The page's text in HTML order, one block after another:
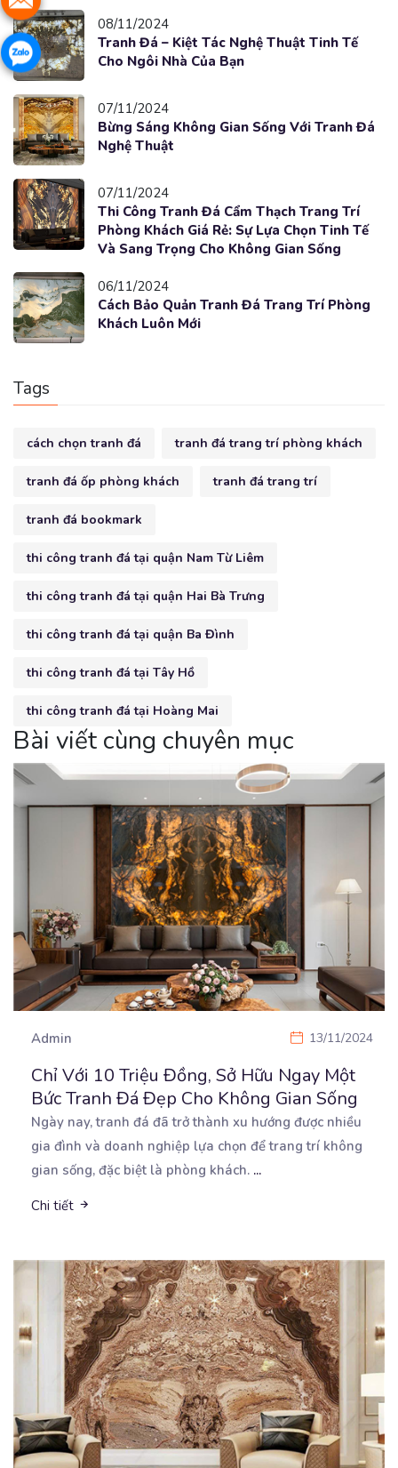
08/11/2024
Tranh Đá – Kiệt Tác Nghệ Thuật Tinh Tế
Cho Ngôi Nhà Của Bạn
07/11/2024
Bừng Sáng Không Gian Sống Với Tranh Đá
Nghệ Thuật
07/11/2024
Thi Công Tranh Đá Cẩm Thạch Trang Trí
Phòng Khách Giá Rẻ: Sự Lựa Chọn Tinh Tế
Và Sang Trọng Cho Không Gian Sống
06/11/2024
Cách Bảo Quản Tranh Đá Trang Trí Phòng
Khách Luôn Mới
Tags
cách chọn tranh đá tranh đá trang trí phòng khách
tranh đá ốp phòng khách tranh đá trang trí
tranh đá bookmark
thi công tranh đá tại quận Nam Từ Liêm
thi công tranh đá tại quận Hai Bà Trưng
thi công tranh đá tại quận Ba Đình
thi công tranh đá tại Tây Hồ
thi công tranh đá tại Hoàng Mai
Bài viết cùng chuyên mục
Admin 13/11/2024
Chỉ Với 10 Triệu Đồng, Sở Hữu Ngay Một
Bức Tranh Đá Đẹp Cho Không Gian Sống
Ngày nay, tranh đá đã trở thành xu hướng được nhiều
gia đình và doanh nghiệp lựa chọn để trangtrí không
gian sống, đặc biệt là phòng khách. ...
Chi tiết